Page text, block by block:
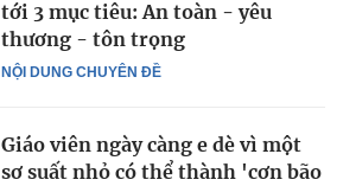
NỘI DUNG CHUYÊN ĐỀ
tới 3 mục tiêu: An toàn - yêu
thương - tôn trọng
Giáo viên ngày càng e dè vì một
sơ suất nhỏ có thể thành 'cơn bão